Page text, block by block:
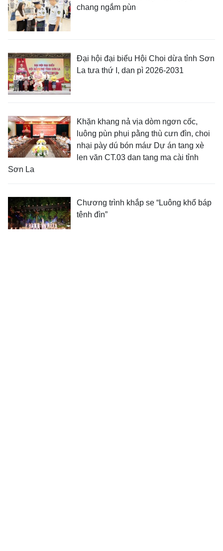
chang ngắm pùn
Đại hội đại biểu Hội Choi dừa tỉnh Sơn
La tưa thứ I, dan pì 2026-2031
Khặn khang nả vịa dòm ngơn cốc,
luông pùn phụi pằng thù cưn đìn, choi
nhại pày dú bón máư Dự án tang xè
len văn CT.03 dan tang ma cài tỉnh
Sơn La
Chương trình khắp se “Luông khổ báp
tênh đìn”